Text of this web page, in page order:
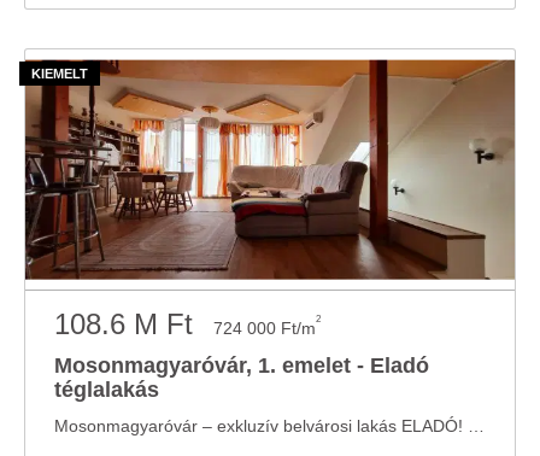
108.6 M Ft 724 000 Ft/m2
Mosonmagyaróvár, 1. emelet - Eladó
téglalakás